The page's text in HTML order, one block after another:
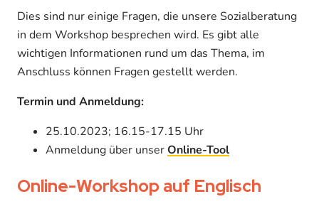
Dies sind nur einige Fragen, die unsere Sozialberatung
in dem Workshop besprechen wird. Es gibt alle
wichtigen Informationen rund um das Thema, im
Anschluss können Fragen gestellt werden.
Termin und Anmeldung:
25.10.2023; 16.15-17.15 Uhr
Anmeldung über unserOnline-Tool
Online-Workshop auf Englisch